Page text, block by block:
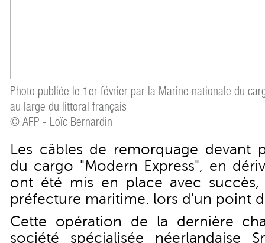
Photo publiée le 1er février par la Marine nationale du
au large du littoral français
© AFP - Loïc Bernardin
Les câbles de remorquage devant
du cargo "Modern Express", en
ont été mis en place avec
préfecture maritime. lors d'un point
Cette opération de la dernière
société spécialisée néerlandaise